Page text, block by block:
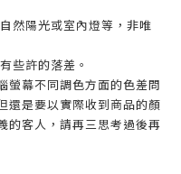
然陽光或室內燈等，非唯
些許的落差。
幕不同調色方面的色差問
還是要以實際收到商品的顏
的客人，請再三思考過後再